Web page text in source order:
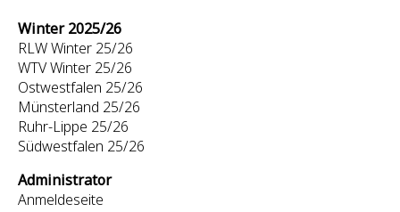
Winter 2025/26
RLW Winter 25/26
WTV Winter 25/26
Ostwestfalen 25/26
Münsterland 25/26
Ruhr-Lippe 25/26
Südwestfalen 25/26
Administrator
Anmeldeseite